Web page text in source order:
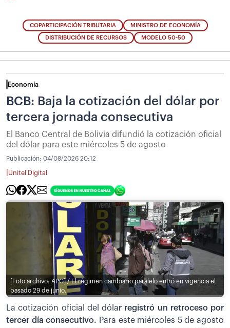
COPARTICIPACIÓN TRIBUTARIA MINISTRO DE ECONOMÍA
DISTRIBUCIÓN DE RECURSOS MODELO 50-50
Economía
BCB: Baja la cotización del dólar por
tercera jornada consecutiva
El Banco Central de Bolivia difundió la cotización oficial
del dólar para este miércoles 5 de agosto
Publicación: 04/08/2026 20:12
Unitel Digital
[Foto archivo: APG] / El régimen cambiario paralelo entró en vigencia el
pasado 29 de junio.
La cotización oficial del dólar registró un retroceso por
tercer día consecutivo. Para este miércoles 5 de agosto